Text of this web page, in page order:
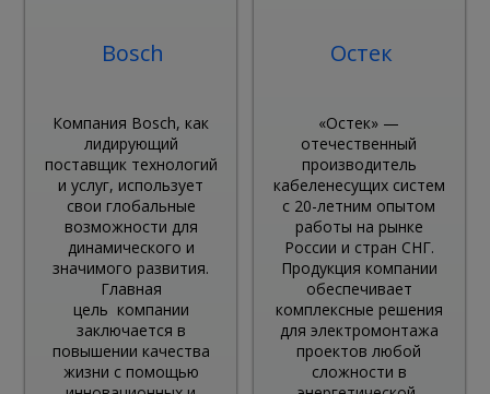
Bosch
Компания Bosch, как
лидирующий
поставщик технологий
и услуг, использует
свои глобальные
возможности для
динамического и
значимого развития.
Главная
цель компании
заключается в
повышении качества
жизни с помощью
Остек
«Остек» —
отечественный
производитель
кабеленесущих систем
с 20-летним опытом
работы на рынке
России и стран СНГ.
Продукция компании
обеспечивает
комплексные решения
для электромонтажа
проектов любой
сложности в